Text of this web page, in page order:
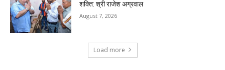
शक्ति: श्री राजेश अग्रवाल
August 7, 2026
Load more